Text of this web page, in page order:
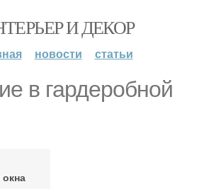
И ДЕКОР
новости статьи
в гардеробной